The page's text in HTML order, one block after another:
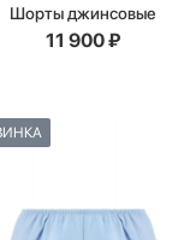
Шорты джинсовые
11 900₽